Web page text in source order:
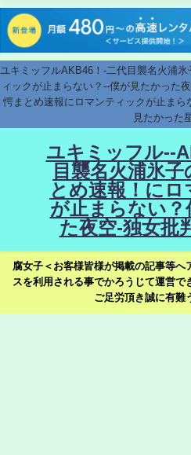
ユキミッフルAKB46！-二代目襲名火浦
ィックが止まらない？--僕が見たかった
愕まとめ速報にロマンティックが止まら
見たかった
ユキミッフル--
目襲名火浦氷子
とめ速報！にロ
が止まらない？
た夜空-独女批
腐女子＜お客様皆様が掲載の記事等へ
スを利用される事でかろうじて運営で
ご足労頂き誠に有難